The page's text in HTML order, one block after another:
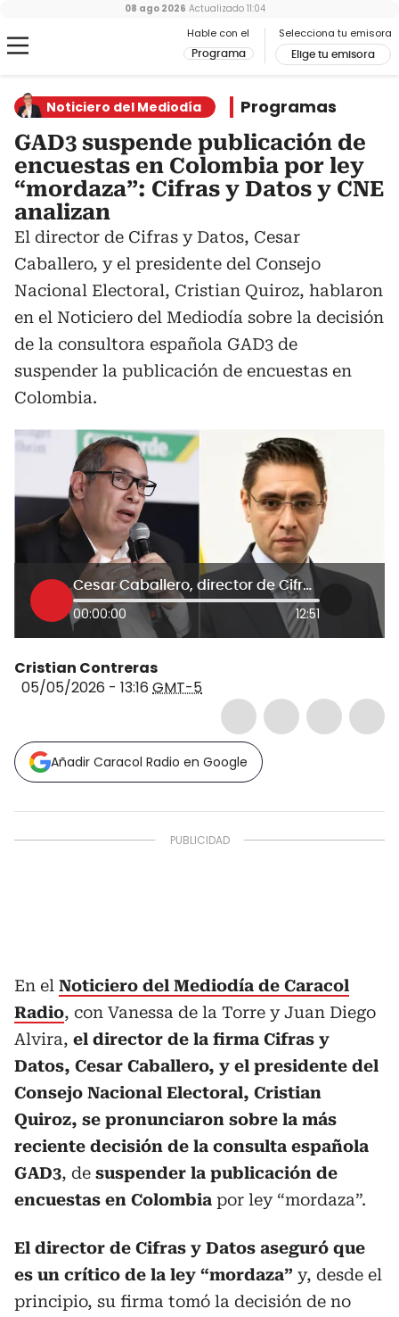
Hable con el
Programa
Selecciona tu emisora
Elige tu emisora
08 ago 2026 Actualizado 11:04
Noticiero del Mediodía Programas
GAD3 suspende publicación de
encuestas en Colombia por ley
“mordaza”: Cifras y Datos y CNE
analizan
El director de Cifras y Datos, Cesar
Caballero, y el presidente del Consejo
Nacional Electoral, Cristian Quiroz, hablaron
en el Noticiero del Mediodía sobre la decisión
de la consultora española GAD3 de
suspender la publicación de encuestas en
Colombia.
Cesar Caballero, director de Cifras y Datos, y Cristian Quiroz, presidente del Consejo Nacional Electoral (CNE)
00:00:00 12:51
Cristian Contreras
05/05/2026 - 13:16 GMT-5
Añadir Caracol Radio en Google
En el Noticiero del Mediodía de Caracol
Radio, con Vanessa de la Torre y Juan Diego
Alvira, el director de la firma Cifras y
Datos, Cesar Caballero, y el presidente del
Consejo Nacional Electoral, Cristian
Quiroz, se pronunciaron sobre la más
reciente decisión de la consulta española
GAD3, de suspender la publicación de
encuestas en Colombia por ley “mordaza”.
El director de Cifras y Datos aseguró que
es un crítico de la ley “mordaza” y, desde el
principio, su firma tomó la decisión de no